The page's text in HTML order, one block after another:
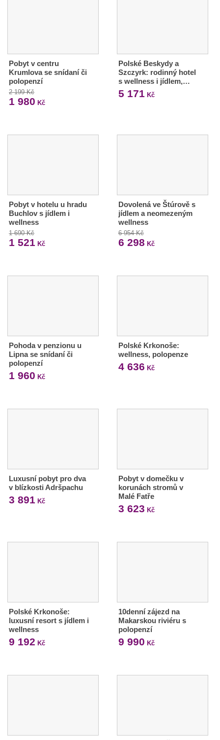
Pobyt v centru
Krumlova se snídaní či
polopenzí
2 199 Kč
1 980 Kč
Polské Beskydy a
Szczyrk: rodinný hotel
s wellness i jídlem,…
5 171 Kč
Pobyt v hotelu u hradu
Buchlov s jídlem i
wellness
1 690 Kč
1 521 Kč
Dovolená ve Štúrově s
jídlem a neomezeným
wellness
6 954 Kč
6 298 Kč
Pohoda v penzionu u
Lipna se snídaní či
polopenzí
1 960 Kč
Polské Krkonoše:
wellness, polopenze
4 636 Kč
Luxusní pobyt pro dva
v blízkosti Adršpachu
3 891 Kč
Pobyt v domečku v
korunách stromů v
Malé Fatře
3 623 Kč
Polské Krkonoše:
luxusní resort s jídlem i
wellness
9 192 Kč
10denní zájezd na
Makarskou riviéru s
polopenzí
9 990 Kč